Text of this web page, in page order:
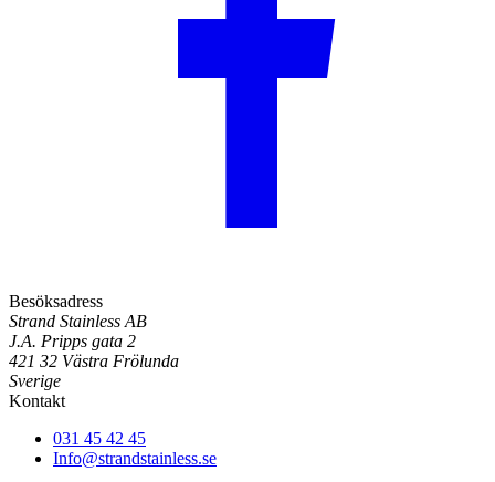
Besöksadress
Strand Stainless AB
J.A. Pripps gata 2
421 32 Västra Frölunda
Sverige
Kontakt
031 45 42 45
Info@strandstainless.se